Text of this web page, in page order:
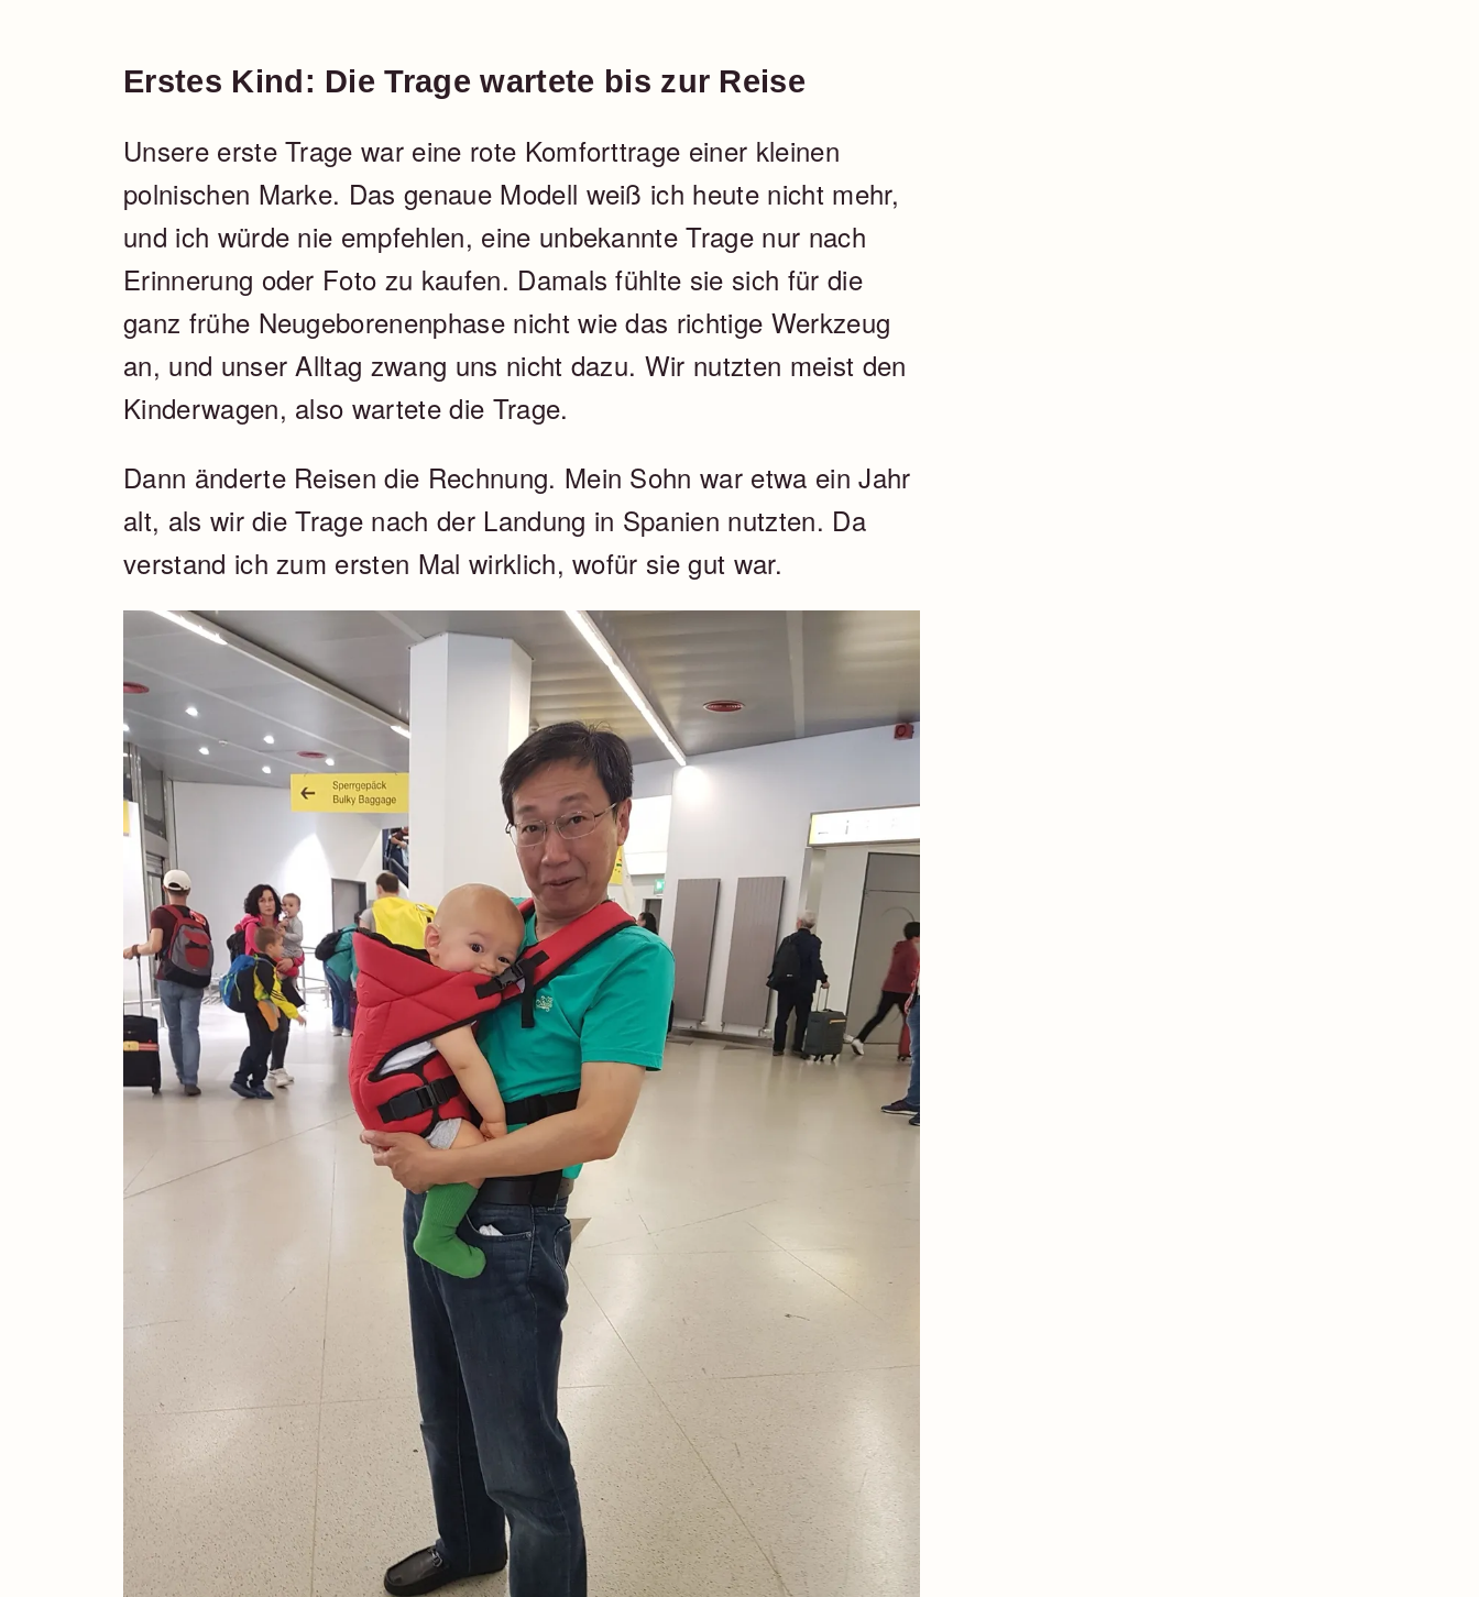
Erstes Kind: Die Trage wartete bis zur Reise
Unsere erste Trage war eine rote Komforttrage einer kleinen
polnischen Marke. Das genaue Modell weiß ich heute nicht mehr,
und ich würde nie empfehlen, eine unbekannte Trage nur nach
Erinnerung oder Foto zu kaufen. Damals fühlte sie sich für die
ganz frühe Neugeborenenphase nicht wie das richtige Werkzeug
an, und unser Alltag zwang uns nicht dazu. Wir nutzten meist den
Kinderwagen, also wartete die Trage.
Dann änderte Reisen die Rechnung. Mein Sohn war etwa ein Jahr
alt, als wir die Trage nach der Landung in Spanien nutzten. Da
verstand ich zum ersten Mal wirklich, wofür sie gut war.